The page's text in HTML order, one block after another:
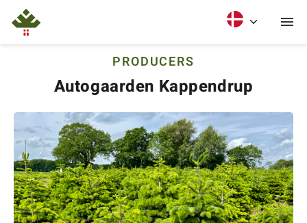
PRODUCERS
Autogaarden Kappendrup